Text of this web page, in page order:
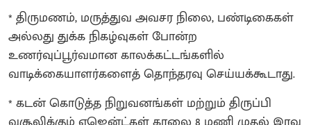
* திருமணம், மருத்துவ அவசர நிலை, பண்டிகைகள்
அல்லது துக்க நிகழ்வுகள் போன்ற
உணர்வுப்பூர்வமான காலக்கட்டங்களில்
வாடிக்கையாளர்களைத் தொந்தரவு செய்யக்கூடாது.
* கடன் கொடுத்த நிறுவனங்கள் மற்றும் திருப்பி